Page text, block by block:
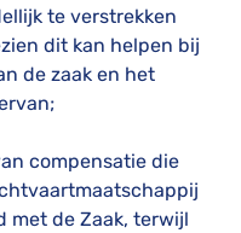
te verstrekken
dit kan helpen bij
de zaak en het
compensatie die
met de Zaak, terwijl